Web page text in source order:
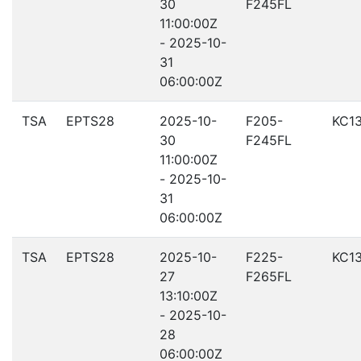
30
11:00:00Z
- 2025-10-
31
06:00:00Z
F245FL
TSA EPTS28
2025-10-
30
11:00:00Z
- 2025-10-
31
06:00:00Z
F205-
F245FL
TSA EPTS28
2025-10-
27
13:10:00Z
- 2025-10-
28
06:00:00Z
F225-
F265FL